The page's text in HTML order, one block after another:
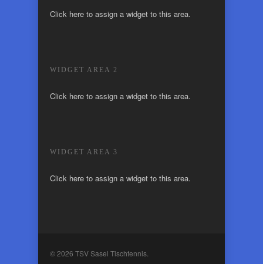
Click here to assign a widget to this area.
WIDGET AREA 2
Click here to assign a widget to this area.
WIDGET AREA 3
Click here to assign a widget to this area.
© 2026 TSV Sasel Tischtennis.